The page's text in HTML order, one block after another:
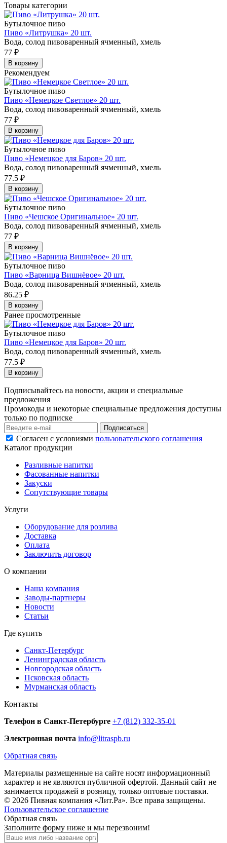
Товары категории
Бутылочное пиво
Пиво «Литрушка» 20 шт.
Вода, солод пивоваренный ячменный, хмель
77 ₽
В корзину
Рекомендуем
Бутылочное пиво
Пиво «Немецкое Светлое» 20 шт.
Вода, солод пивоваренный ячменный, хмель
77 ₽
В корзину
Бутылочное пиво
Пиво «Немецкое для Баров» 20 шт.
Вода, солод пивоваренный ячменный, хмель
77.5 ₽
В корзину
Бутылочное пиво
Пиво «Чешское Оригинальное» 20 шт.
Вода, солод пивоваренный ячменный, хмель
77 ₽
В корзину
Бутылочное пиво
Пиво «Варница Вишнёвое» 20 шт.
Вода, солод пивоваренный ячменный, хмель
86.25 ₽
В корзину
Ранее просмотренные
Бутылочное пиво
Пиво «Немецкое для Баров» 20 шт.
Вода, солод пивоваренный ячменный, хмель
77.5 ₽
В корзину
Подписывайтесь на новости, акции и специальные
предложения
Промокоды и некоторые специальные предложения доступны
только по подписке
Подписаться
Согласен с условиями пользовательского соглашения
Каталог продукции
Разливные напитки
Фасованные напитки
Закуски
Сопутствующие товары
Услуги
Оборудование для розлива
Доставка
Оплата
Заключить договор
О компании
Наша компания
Заводы-партнеры
Новости
Статьи
Где купить
Санкт-Петербург
Ленинградская область
Новгородская область
Псковская область
Мурманская область
Контакты
Телефон в Санкт-Петербурге +7 (812) 332-35-01
Электронная почта info@litraspb.ru
Обратная связь
Материалы размещенные на сайте носят информационный
характер и не являются публичной офертой. Данный сайт не
занимается продажей в розницу, только оптовые поставки.
© 2026 Пивная компания «Лит.Ра». Все права защищены.
Пользовательское соглашение
Обратная связь
Заполните форму ниже и мы перезвоним!